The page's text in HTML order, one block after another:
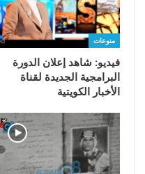
منوعات
فيديو: شاهد إعلان الدورة
البرامجية الجديدة لقناة
الأخبار الكويتية